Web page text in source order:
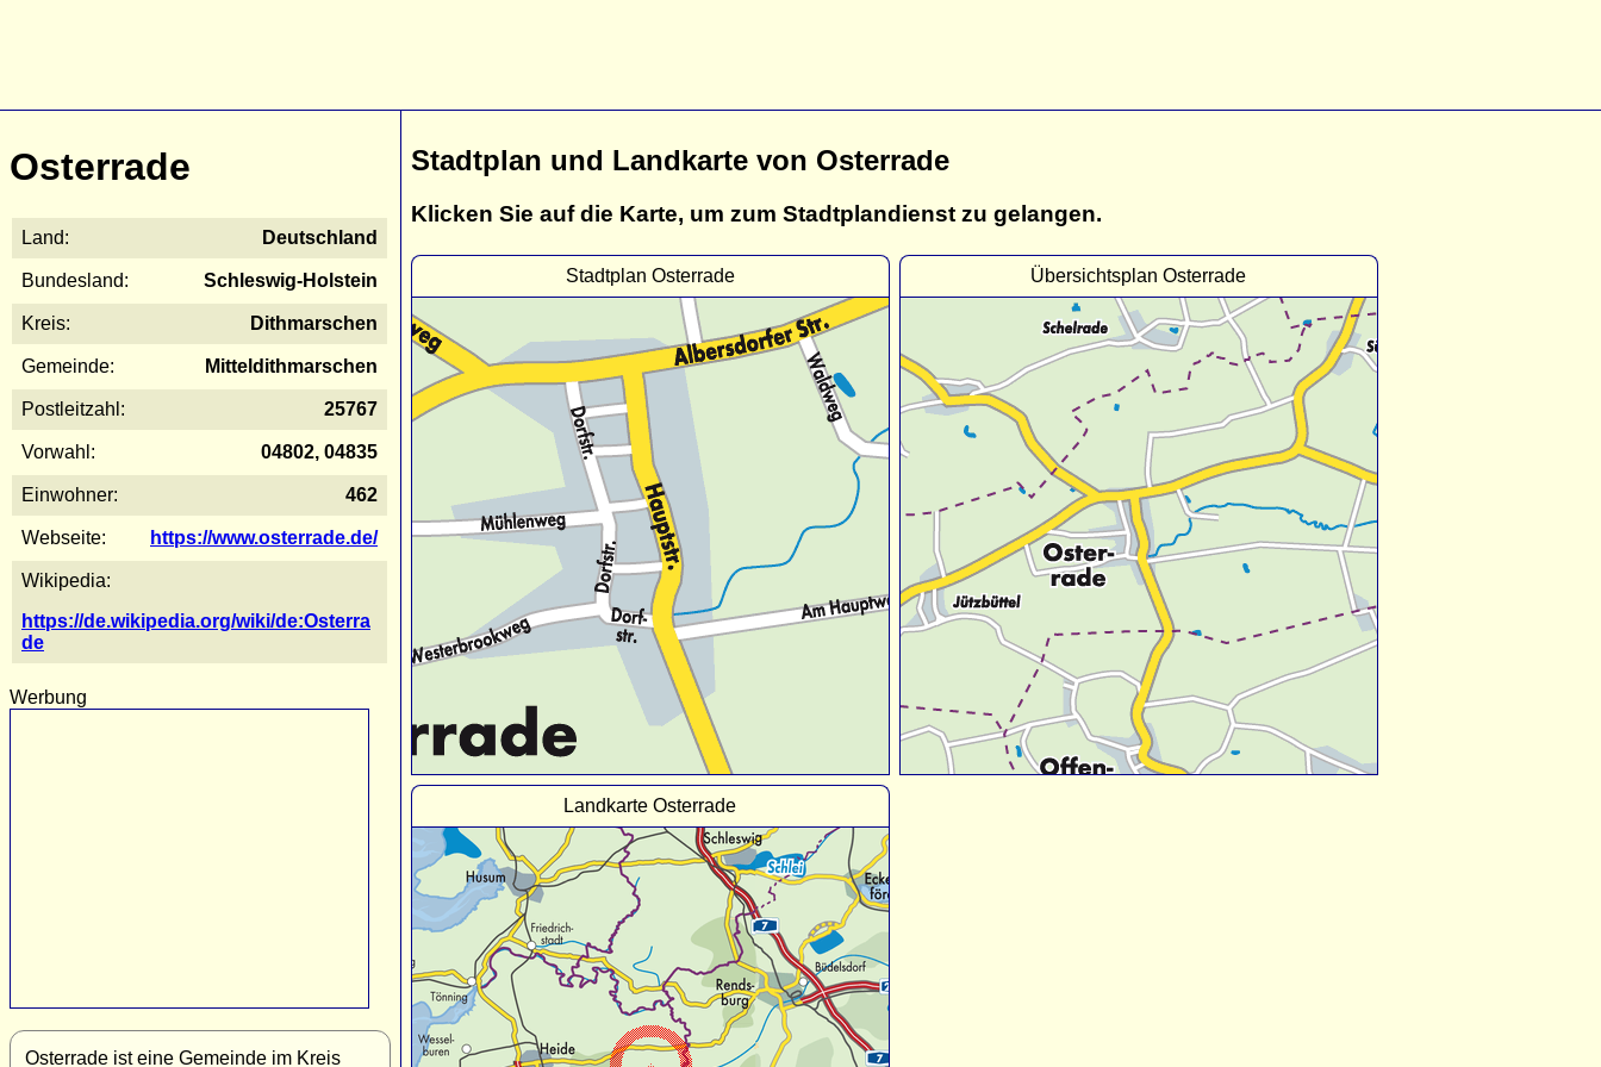
Osterrade
Land: Deutschland
Bundesland: Schleswig-Holstein
Kreis: Dithmarschen
Gemeinde: Mitteldithmarschen
Postleitzahl: 25767
Vorwahl: 04802, 04835
Einwohner: 462
Webseite: https://www.osterrade.de/
Wikipedia:
https://de.wikipedia.org/wiki/de:Osterra
de
Werbung
Osterrade ist eine Gemeinde im Kreis
Stadtplan und Landkarte von Osterrade
Klicken Sie auf die Karte, um zum Stadtplandienst zu gelangen.
Stadtplan Osterrade Übersichtsplan Osterrade
Landkarte Osterrade